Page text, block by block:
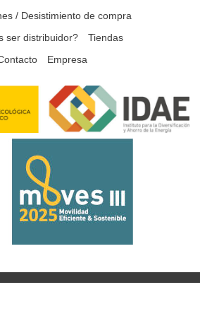
/ Desistimiento de compra
ser distribuidor?
Tiendas
Empresa